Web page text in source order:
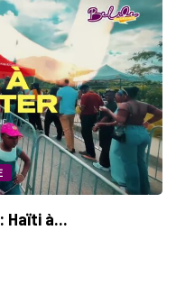
de...